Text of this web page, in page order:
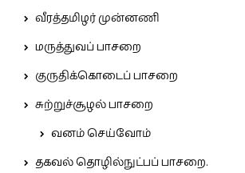
வீரத்தமிழர் முன்னணி
மருத்துவப் பாசறை
குருதிக்கொடைப் பாசறை
சுற்றுச்சூழல் பாசறை
வனம் செய்வோம்
தகவல் தொழில்நுட்பப் பாசறை.